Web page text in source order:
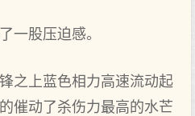
一股压迫感。
之上蓝色相力高速流动起
催动了杀伤力最高的水芒